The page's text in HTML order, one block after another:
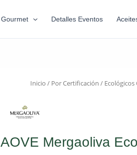
Gourmet Detalles Eventos
Inicio / Por Certificación /
AOVE Mergaoliva